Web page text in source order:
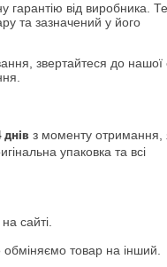
гарантію від виробника.
та зазначений у його
звертайтеся до нашої
днів з моменту отримання,
упаковка та всі
сайті.
товар на інший.